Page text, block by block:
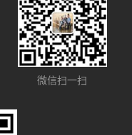
微信扫一扫